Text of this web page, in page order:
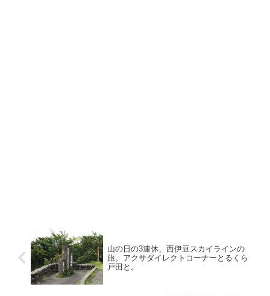
山の日の3連休、西伊豆スカイラインの
旅。アクサダイレクトコーナーとるくら
戸田と。